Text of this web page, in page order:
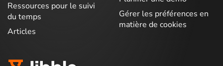
Ressources pour le suivi
du temps
Articles
Gérer les préférences en
matière de cookies